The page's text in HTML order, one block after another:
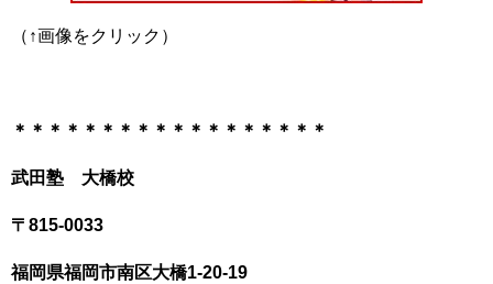
（↑画像をクリック）
＊＊＊＊＊＊＊＊＊＊＊＊＊＊＊＊＊＊
武田塾 大橋校
〒815-0033
福岡県福岡市南区大橋1-20-19